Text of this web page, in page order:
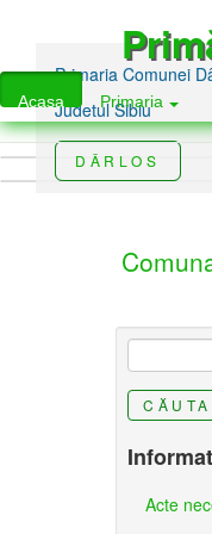
Acasa Primaria
Primaria Comunei
Judetul Sibiu
DÂRLOS
Primaria Comunei
Judetul Sibiu
DÂRLOS
Acte